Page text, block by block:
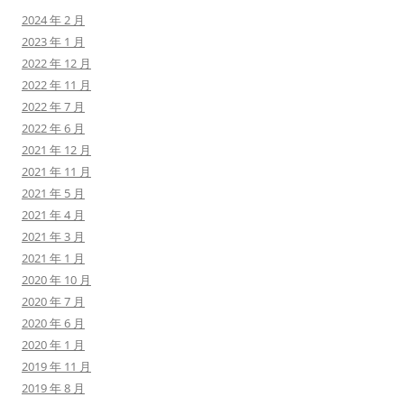
2024 年 2 月
2023 年 1 月
2022 年 12 月
2022 年 11 月
2022 年 7 月
2022 年 6 月
2021 年 12 月
2021 年 11 月
2021 年 5 月
2021 年 4 月
2021 年 3 月
2021 年 1 月
2020 年 10 月
2020 年 7 月
2020 年 6 月
2020 年 1 月
2019 年 11 月
2019 年 8 月